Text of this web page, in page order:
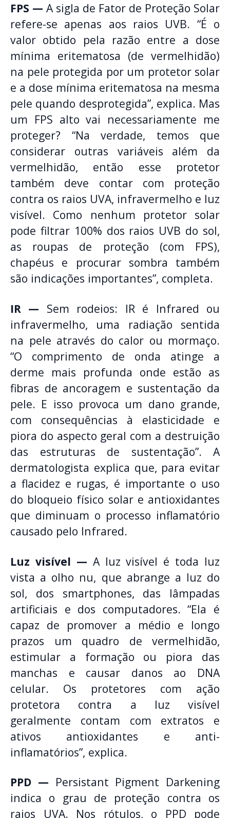
FPS — A sigla de Fator de Proteção Solar
refere-se apenas aos raios UVB. “É o
valor obtido pela razão entre a dose
mínima eritematosa (de vermelhidão)
na pele protegida por um protetor solar
e a dose mínima eritematosa na mesma
pele quando desprotegida”, explica. Mas
um FPS alto vai necessariamente me
proteger? “Na verdade, temos que
considerar outras variáveis além da
vermelhidão, então esse protetor
também deve contar com proteção
contra os raios UVA, infravermelho e luz
visível. Como nenhum protetor solar
pode filtrar 100% dos raios UVB do sol,
as roupas de proteção (com FPS),
chapéus e procurar sombra também
são indicações importantes”, completa.
IR — Sem rodeios: IR é Infrared ou
infravermelho, uma radiação sentida
na pele através do calor ou mormaço.
“O comprimento de onda atinge a
derme mais profunda onde estão as
fibras de ancoragem e sustentação da
pele. E isso provoca um dano grande,
com consequências à elasticidade e
piora do aspecto geral com a destruição
das estruturas de sustentação”. A
dermatologista explica que, para evitar
a flacidez e rugas, é importante o uso
do bloqueio físico solar e antioxidantes
que diminuam o processo inflamatório
causado pelo Infrared.
Luz visível — A luz visível é toda luz
vista a olho nu, que abrange a luz do
sol, dos smartphones, das lâmpadas
artificiais e dos computadores. “Ela é
capaz de promover a médio e longo
prazos um quadro de vermelhidão,
estimular a formação ou piora das
manchas e causar danos ao DNA
celular. Os protetores com ação
protetora contra a luz visível
geralmente contam com extratos e
ativos antioxidantes e anti-
inflamatórios”, explica.
PPD — Persistant Pigment Darkening
indica o grau de proteção contra os
raios UVA. Nos rótulos, o PPD pode